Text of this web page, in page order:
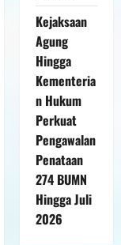
Kejaksaan
Agung
Hingga
Kementeria
n Hukum
Perkuat
Pengawalan
Penataan
274 BUMN
Hingga Juli
2026